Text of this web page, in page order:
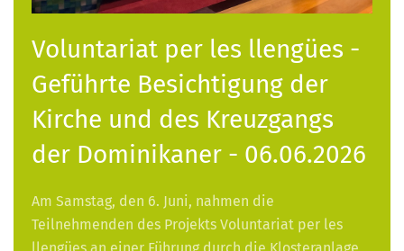
Voluntariat per les llengües -
Geführte Besichtigung der
Kirche und des Kreuzgangs
der Dominikaner - 06.06.2026
Am Samstag, den 6. Juni, nahmen die
Teilnehmenden des Projekts Voluntariat per les